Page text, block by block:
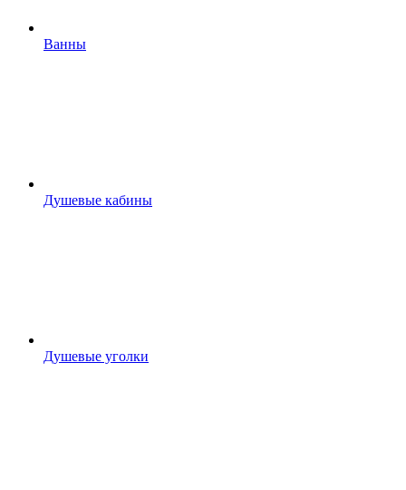
Ванны
Душевые кабины
Душевые уголки